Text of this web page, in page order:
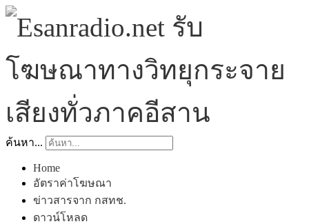
ค้นหา...
Home
อัตราค่าโฆษณา
ข่าวสารจาก กสทช.
ดาวน์โหลด